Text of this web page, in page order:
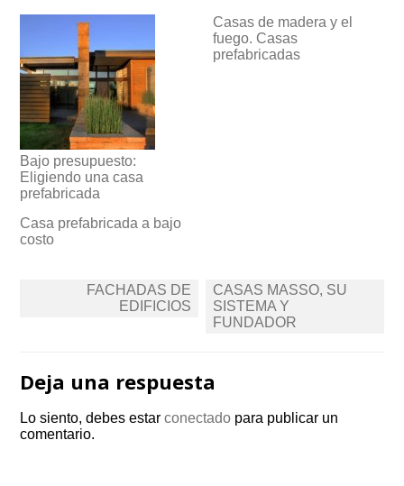
Bajo presupuesto:
Eligiendo una casa
prefabricada
Casas de madera y el
fuego. Casas
prefabricadas
Casa prefabricada a bajo
costo
NavegaciónFACHADAS DE
EDIFICIOS
CASAS MASSO, SU
SISTEMA Y
FUNDADOR
Deja una respuesta
Lo siento, debes estarconectado para publicar un
comentario.